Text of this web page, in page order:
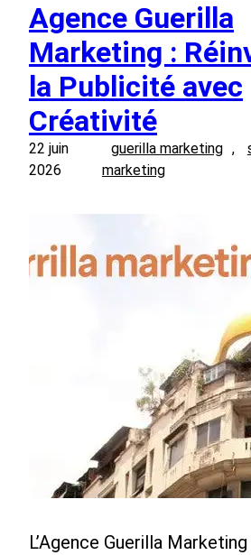
Agence Guerilla
Marketing :
la Publicité avec
Créativité
22 juin
2026
guerilla marketing ,
marketing
L’Agence Guerilla Marketing